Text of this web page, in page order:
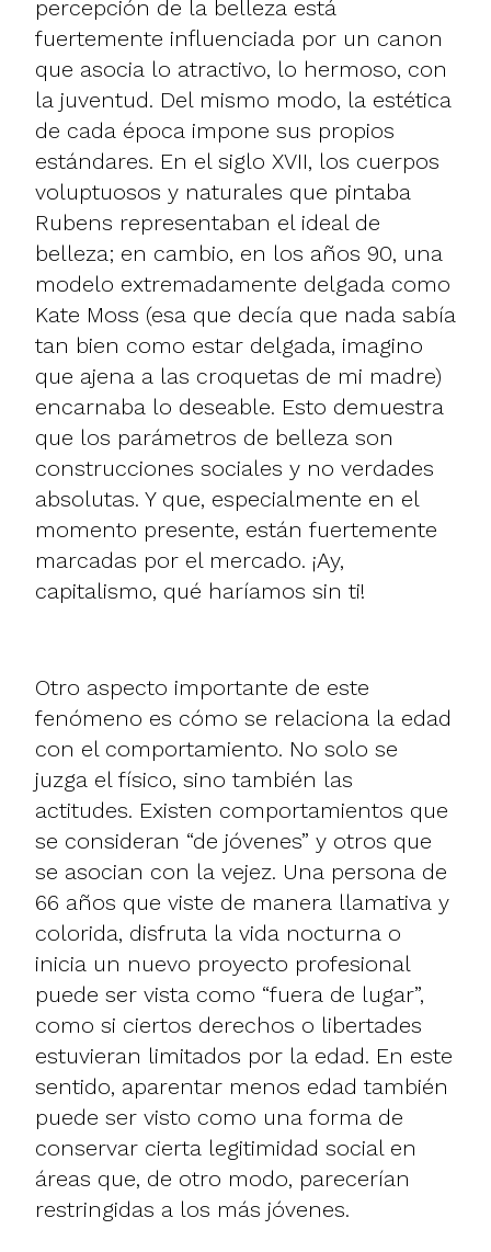
percepción de la belleza está
fuertemente influenciada por un canon
que asocia lo atractivo, lo hermoso, con
la juventud. Del mismo modo, la estética
de cada época impone sus propios
estándares. En el siglo XVII, los cuerpos
voluptuosos y naturales que pintaba
Rubens representaban el ideal de
belleza; en cambio, en los años 90, una
modelo extremadamente delgada como
Kate Moss (esa que decía que nada sabía
tan bien como estar delgada, imagino
que ajena a las croquetas de mi madre)
encarnaba lo deseable. Esto demuestra
que los parámetros de belleza son
construcciones sociales y no verdades
absolutas. Y que, especialmente en el
momento presente, están fuertemente
marcadas por el mercado. ¡Ay,
capitalismo, qué haríamos sin ti!
Otro aspecto importante de este
fenómeno es cómo se relaciona la edad
con el comportamiento. No solo se
juzga el físico, sino también las
actitudes. Existen comportamientos que
se consideran “de jóvenes” y otros que
se asocian con la vejez. Una persona de
66 años que viste de manera llamativa y
colorida, disfruta la vida nocturna o
inicia un nuevo proyecto profesional
puede ser vista como “fuera de lugar”,
como si ciertos derechos o libertades
estuvieran limitados por la edad. En este
sentido, aparentar menos edad también
puede ser visto como una forma de
conservar cierta legitimidad social en
áreas que, de otro modo, parecerían
restringidas a los más jóvenes.